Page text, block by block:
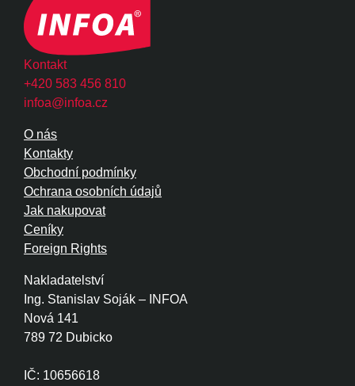
Kontakt
+420 583 456 810
infoa@infoa.cz
Nakladatelství
Ing. Stanislav Soják – INFOA
Nová 141
789 72 Dubicko
IČ: 10656618
O nás
Kontakty
Obchodní podmínky
Ochrana osobních údajů
Jak nakupovat
Ceníky
Foreign Rights